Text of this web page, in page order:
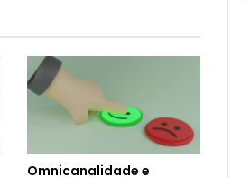
Omnicanalidade e